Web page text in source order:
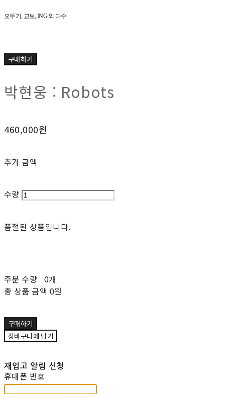
오뚜기 , 교보, ING외 다수
구매하기
박현웅 : Robots
460,000원
추가 금액
수량
품절된 상품입니다.
주문 수량 0개
총 상품 금액 0원
구매하기
장바구니에 담기
재입고 알림 신청
휴대폰 번호